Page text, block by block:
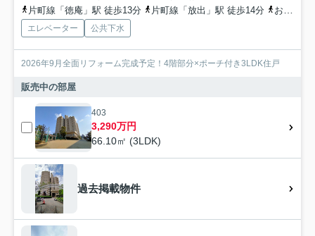
片町線「徳庵」駅 徒歩13分
片町線「放出」駅 徒歩14分 おおさか東線「高井田中央」駅 徒歩25分
エレベーター 公共下水
2026年9月全面リフォーム完成予定！4階部分×ポーチ付き3LDK住戸
販売中の部屋
403
3,290万円
66.10㎡ (3LDK)
過去掲載物件